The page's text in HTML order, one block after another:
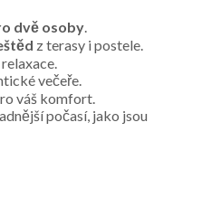
dvě osoby
z terasy i postele.
večeře.
váš komfort.
počasí, jako jsou